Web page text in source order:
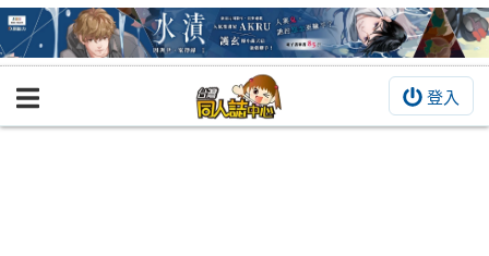
登入
BOOKY書集倉庫